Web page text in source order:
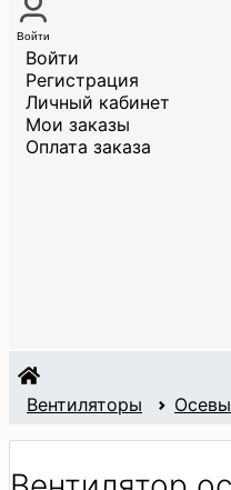
Войти
Войти
Регистрация
Личный кабинет
Мои заказы
Оплата заказа
Вентиляторы